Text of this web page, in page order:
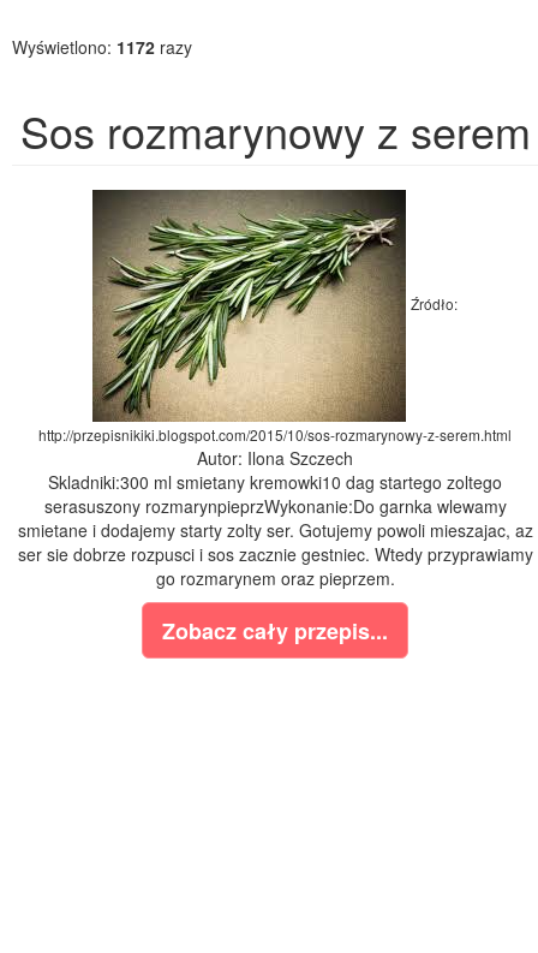
Wyświetlono: 1172 razy
Sos rozmarynowy z serem
Źródło:
http://przepisnikiki.blogspot.com/2015/10/sos-rozmarynowy-z-serem.html
Autor: Ilona Szczech
Skladniki:300 ml smietany kremowki10 dag startego zoltego
serasuszony rozmarynpieprzWykonanie:Do garnka wlewamy
smietane i dodajemy starty zolty ser. Gotujemy powoli mieszajac, az
ser sie dobrze rozpusci i sos zacznie gestniec. Wtedy przyprawiamy
go rozmarynem oraz pieprzem.
Zobacz cały przepis...